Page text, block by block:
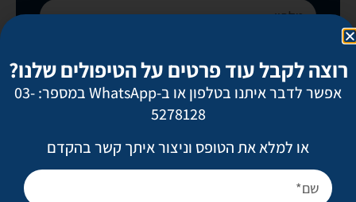
אשמח לקבל עדכונים ופרסומים מדי פעם. בנוסף
אני מאשר/ת כי קראתי ואני מסכים/ה
רוצה לקבל עוד פרטים על הטיפולים שלנו?
אפשר לדבר איתנו בטלפון או ב-WhatsApp במספר: 03-
5278128
או למלא את הטופס וניצור איתך קשר בהקדם